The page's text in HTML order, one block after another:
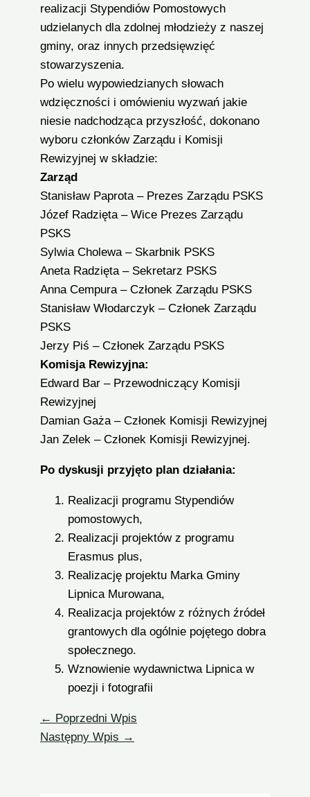
realizacji Stypendiów Pomostowych
udzielanych dla zdolnej młodzieży z naszej
gminy, oraz innych przedsięwzięć
stowarzyszenia.
Po wielu wypowiedzianych słowach
wdzięczności i omówieniu wyzwań jakie
niesie nadchodząca przyszłość, dokonano
wyboru członków Zarządu i Komisji
Rewizyjnej w składzie:
Zarząd
Stanisław Paprota – Prezes Zarządu PSKS
Józef Radzięta – Wice Prezes Zarządu
PSKS
Sylwia Cholewa – Skarbnik PSKS
Aneta Radzięta – Sekretarz PSKS
Anna Cempura – Członek Zarządu PSKS
Stanisław Włodarczyk – Członek Zarządu
PSKS
Jerzy Piś – Członek Zarządu PSKS
Komisja Rewizyjna:
Edward Bar – Przewodniczący Komisji
Rewizyjnej
Damian Gaża – Członek Komisji Rewizyjnej
Jan Zelek – Członek Komisji Rewizyjnej.
Po dyskusji przyjęto plan działania:
Realizacji programu Stypendiów
pomostowych,
Realizacji projektów z programu
Erasmus plus,
Realizację projektu Marka Gminy
Lipnica Murowana,
Realizacja projektów z różnych źródeł
grantowych dla ogólnie pojętego dobra
społecznego.
Wznowienie wydawnictwa Lipnica w
poezji i fotografii
← Poprzedni Wpis
Następny Wpis →